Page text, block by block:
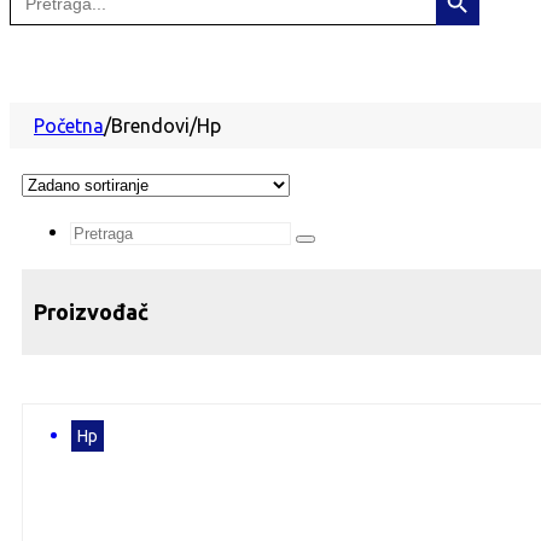
for:
Početna/Brendovi/Hp
Search
Proizvođač
Hp